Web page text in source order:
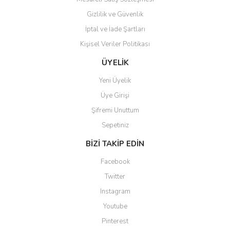
Gönder
Gizlilik ve Güvenlik
İptal ve İade Şartları
Kişisel Veriler Politikası
ÜYELİK
Yeni Üyelik
Üye Girişi
Şifremi Unuttum
Sepetiniz
BİZİ TAKİP EDİN
Facebook
Twitter
Instagram
Youtube
Pinterest